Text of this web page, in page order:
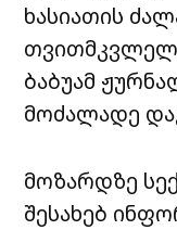
ხასიათის
ბაბუამ
მოძალადე
მოზარდზე
შესახებ